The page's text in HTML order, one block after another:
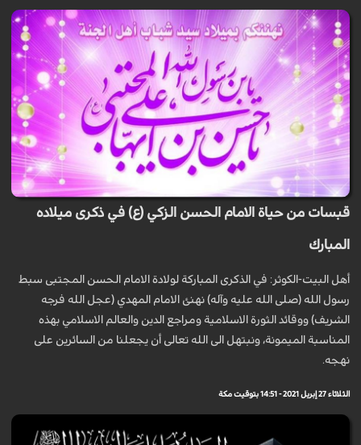
قبسات من حياة الامام الحسن الزكي (ع) في ذكرى ميلاده
المبارك
أهل البيت-الكوثر: في الذكرى المباركة لولادة الامام الحسن المجتبى سبط
رسول الله (صلى الله عليه وآله) نهنئ الامام المهدي (عجل الله فرجه
الشريف) ووقائد الثورة الاسلامية ومراجع الدين والعالم الاسلامي بهذه
المناسبة الميمونة، ونبتهل الى الله تعالى أن يجعلنا من السائرين على
نهجه.
الثلاثاء 27 إبريل 2021 - 14:51 بتوقيت مكة